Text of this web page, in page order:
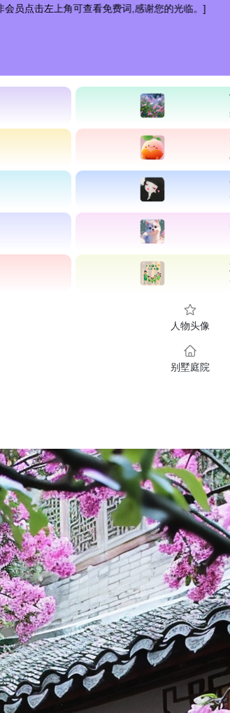
人物头像
别墅庭院
可查看免费词,感谢您的光临。]